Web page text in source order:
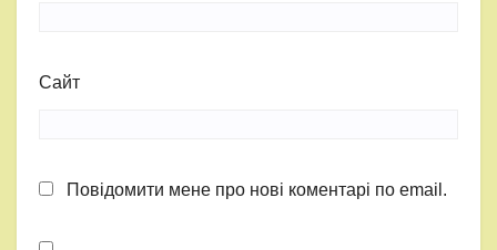
Сайт
Повідомити мене про нові коментарі по email.